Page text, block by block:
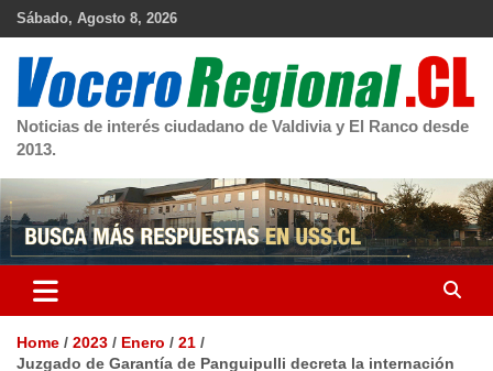
Skip
Sábado, Agosto 8, 2026
Noticias de interés ciudadano de Valdivia y El Ranco desde
2013.
Home 2023 Enero
21
Juzgado de Garantía de Panguipulli decreta la internación